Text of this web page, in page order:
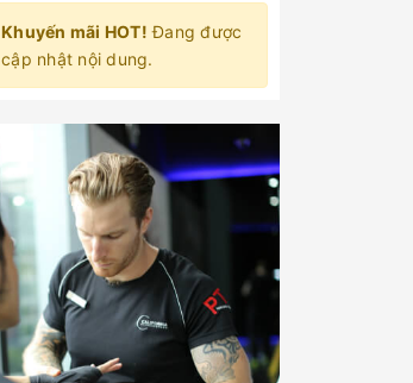
Khuyến mãi HOT! Đang được
cập nhật nội dung.